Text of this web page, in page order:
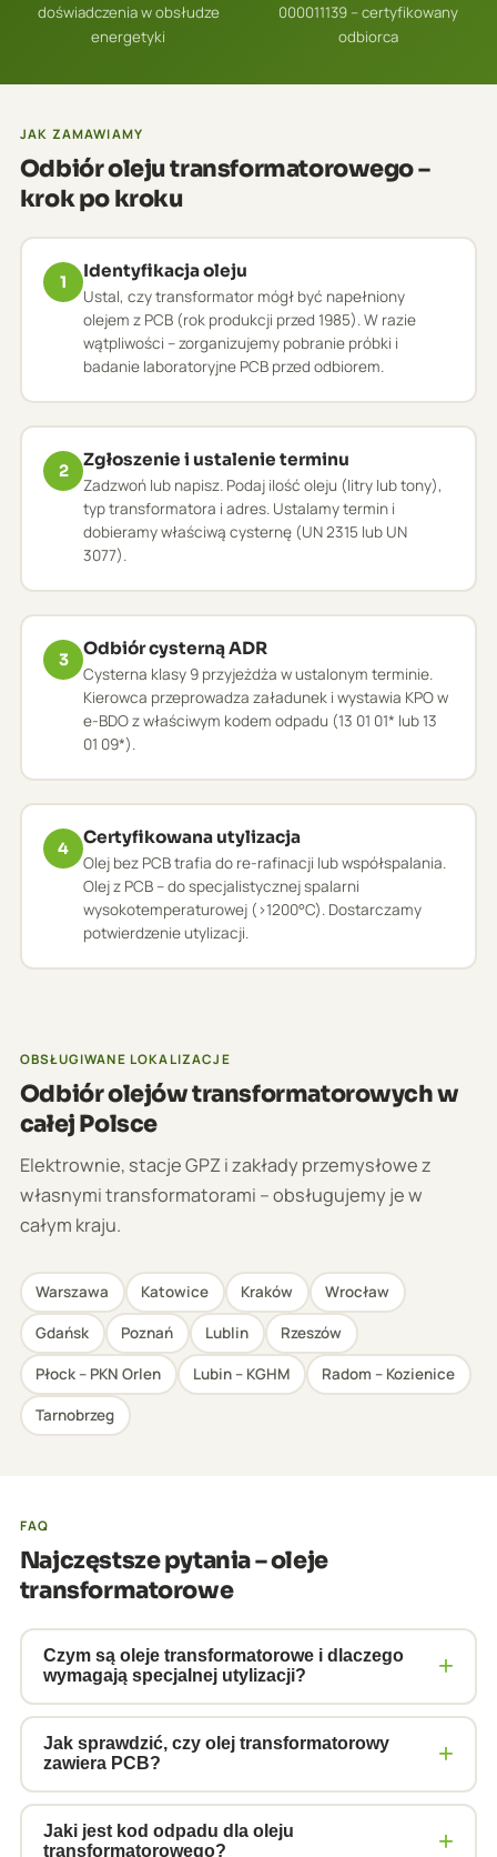
doświadczenia w obsłudze
energetyki
000011139 – certyfikowany
odbiorca
JAK ZAMAWIAMY
Odbiór oleju transformatorowego –
krok po kroku
1
Identyfikacja oleju
Ustal, czy transformator mógł być napełniony
olejem z PCB (rok produkcji przed 1985). W razie
wątpliwości – zorganizujemy pobranie próbki i
badanie laboratoryjne PCB przed odbiorem.
2
Zgłoszenie i ustalenie terminu
Zadzwoń lub napisz. Podaj ilość oleju (litry lub tony),
typ transformatora i adres. Ustalamy termin i
dobieramy właściwą cysternę (UN 2315 lub UN
3077).
3
Odbiór cysterną ADR
Cysterna klasy 9 przyjeżdża w ustalonym terminie.
Kierowca przeprowadza załadunek i wystawia KPO w
e-BDO z właściwym kodem odpadu (13 01 01* lub 13
01 09*).
4
Certyfikowana utylizacja
Olej bez PCB trafia do re-rafinacji lub współspalania.
Olej z PCB – do specjalistycznej spalarni
wysokotemperaturowej (>1200°C). Dostarczamy
potwierdzenie utylizacji.
OBSŁUGIWANE LOKALIZACJE
Odbiór olejów transformatorowych w
całej Polsce
Elektrownie, stacje GPZ i zakłady przemysłowe z
własnymi transformatorami – obsługujemy je w
całym kraju.
Warszawa Katowice Kraków Wrocław
Gdańsk Poznań Lublin Rzeszów
Płock – PKN Orlen Lubin – KGHM Radom – Kozienice
Tarnobrzeg
FAQ
Najczęstsze pytania – oleje
transformatorowe
Czym są oleje transformatorowe i dlaczego
wymagają specjalnej utylizacji?
+
Oleje transformatorowe to mineralne oleje
izolacyjne pełniące rolę chłodziwa i dielektryka.
Starsze transformatory mogą zawierać PCB –
substancje silnie toksyczne i rakotwórcze. Nawet
oleje bez PCB są odpadami niebezpiecznymi (kod 13
Jak sprawdzić, czy olej transformatorowy
zawiera PCB?
+
Badanie wykonuje akredytowane laboratorium na
próbce ok. 200 ml. Transformatory sprzed 1985 roku
Jaki jest kod odpadu dla oleju
transformatorowego?
+